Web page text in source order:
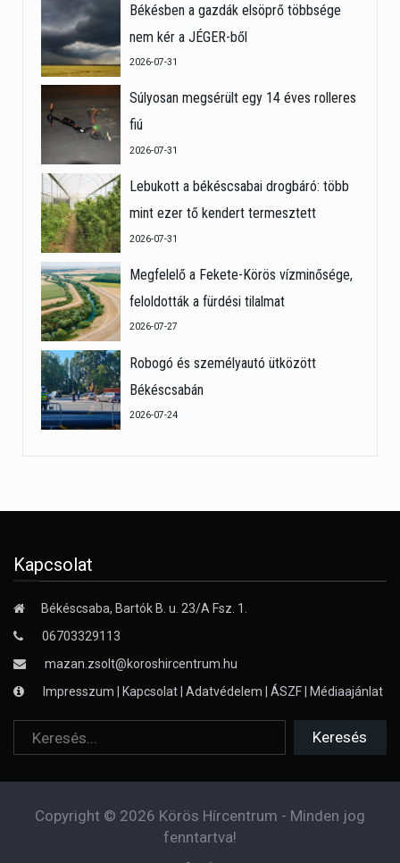
Békésben a gazdák elsöprő többsége
nem kér a JÉGER-ből
2026-07-31
Súlyosan megsérült egy 14 éves rolleres
fiú
2026-07-31
Lebukott a békéscsabai drogbáró: több
mint ezer tő kendert termesztett
2026-07-31
Megfelelő a Fekete-Körös vízminősége,
feloldották a fürdési tilalmat
2026-07-27
Robogó és személyautó ütközött
Békéscsabán
2026-07-24
Kapcsolat
Békéscsaba, Bartók B. u. 23/A Fsz. 1.
06703329113
mazan.zsolt@koroshircentrum.hu
Impresszum
Kapcsolat Adatvédelem ÁSZF Médiaajánlat
Copyright © 2026 Körös Hírcentrum - Minden jog
fenntartva!